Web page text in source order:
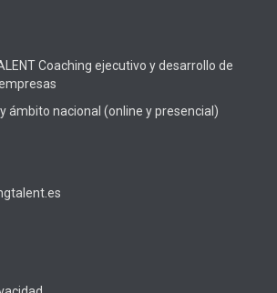
Coaching ejecutivo y desarrollo de
y ámbito nacional (online y presencial)